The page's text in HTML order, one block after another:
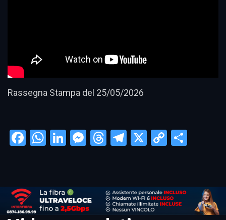
Rassegna Stampa del 25/05/2026
Facebook
WhatsApp
LinkedIn
Messenger
Threads
Telegram
X
Copy